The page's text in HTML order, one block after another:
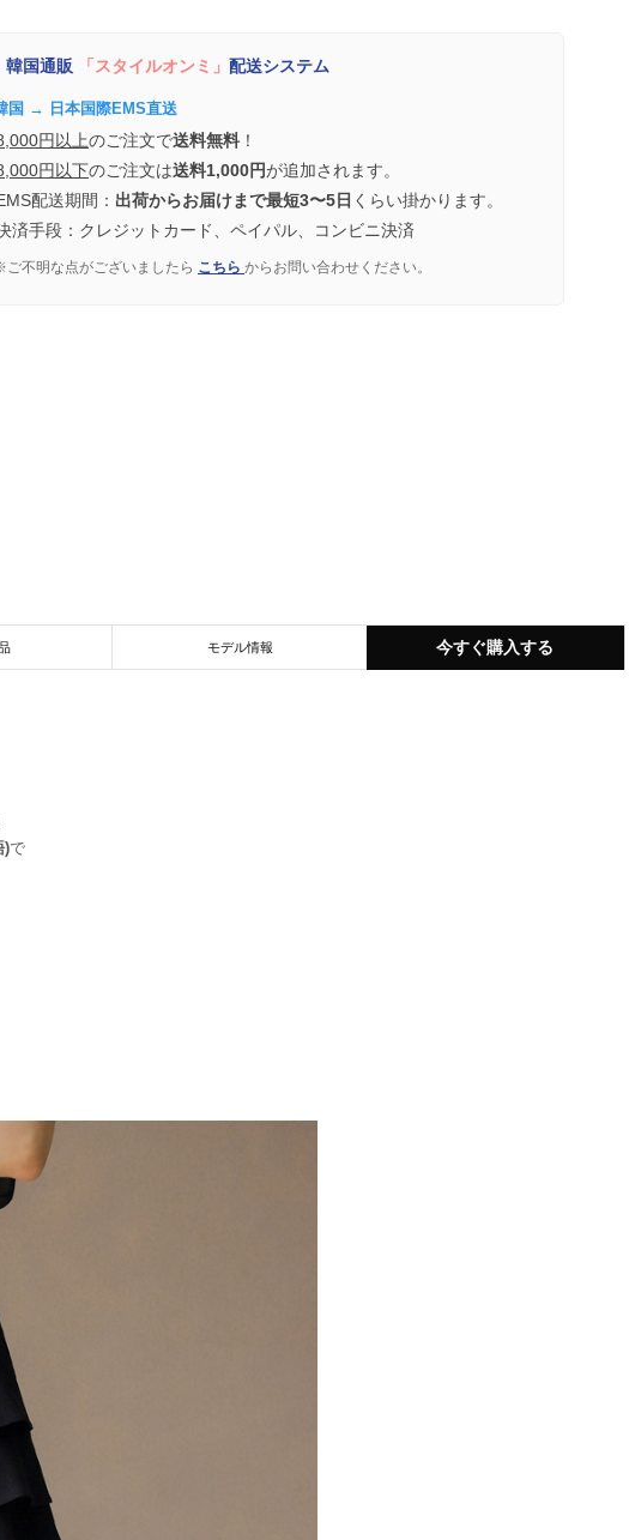
韓国通販 「スタイルオンミ」 配送システム
国 → 日本国際EMS直送
円以上のご注文で送料無料 ！
円以下のご注文は送料1,000円が追加されます。
配送期間： 出荷からお届けまで最短3〜5日 くらい掛かります。
済手段：クレジットカード、ペイパル、コンビニ決済
不明な点がございましたら こちら からお問い合わせください。
モデル情報 今すぐ購入する
)で